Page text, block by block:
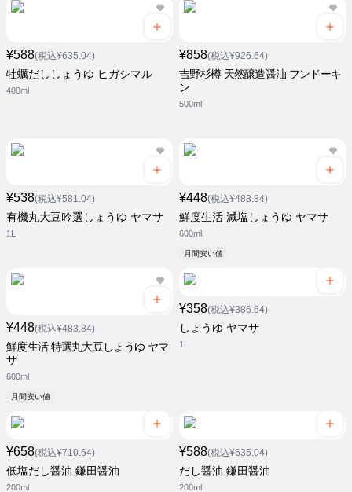
¥588(税込¥635.04)
牡蠣だししょうゆ ヒガシマル
400ml
¥858(税込¥926.64)
吉野杉樽 天然醸造醤油 フンドーキ
ン
500ml
¥538(税込¥581.04)
有機丸大豆吟選しょうゆ ヤマサ
1L
¥448(税込¥483.84)
鮮度生活 減塩しょうゆ ヤマサ
600ml
月間安い値
¥448(税込¥483.84)
鮮度生活 特選丸大豆しょうゆ ヤマ
サ
600ml
月間安い値
¥358(税込¥386.64)
しょうゆ ヤマサ
1L
¥658(税込¥710.64)
低塩だし醤油 鎌田醤油
200ml
¥588(税込¥635.04)
だし醤油 鎌田醤油
200ml